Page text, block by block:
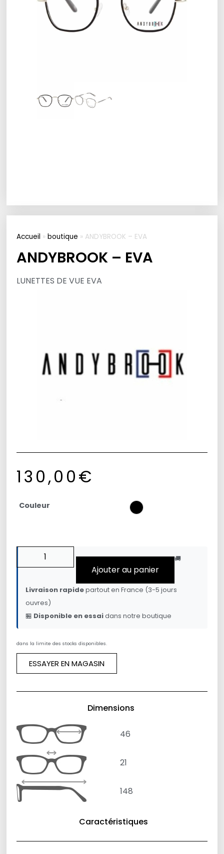
Accueil »boutique » ANDYBROOK – EVA
ANDYBROOK – EVA
LUNETTES DE VUE EVA
130,00€
Couleur
Ajouter au panier
🚚
Livraison rapidepartout en France (3-5 jours
ouvres)
🏪 Disponible en essaidans notre boutique
dans la limite des stocks disponibles.
ESSAYER EN MAGASIN
Dimensions
46
21
148
Caractéristiques